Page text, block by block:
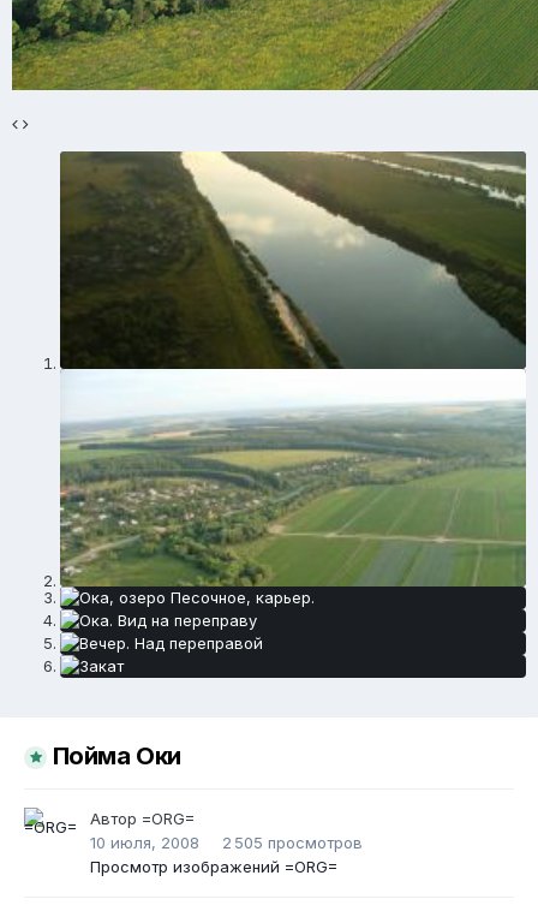
Пойма Оки
Автор =ORG=
10 июля, 2008
2 505 просмотров
Просмотр изображений =ORG=